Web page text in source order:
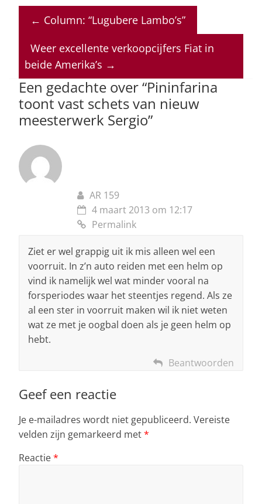
at
s
A
p
p
c
e
b
o
o
k
k
e
dI
n
re
a
d
ai
l
← Column: “Lugubere Lambo’s”
Weer excellente verkoopcijfers Fiat in
beide Amerika’s →
Een gedachte over “Pininfarina
toont vast schets van nieuw
meesterwerk Sergio”
AR 159
4 maart 2013 om 12:17
Permalink
Ziet er wel grappig uit ik mis alleen wel een
voorruit. In z’n auto reiden met een helm op
vind ik namelijk wel wat minder vooral na
forsperiodes waar het steentjes regend. Als ze
al een ster in voorruit maken wil ik niet weten
wat ze met je oogbal doen als je geen helm op
hebt.
Beantwoorden
Geef een reactie
Je e-mailadres wordt niet gepubliceerd. Vereiste
velden zijn gemarkeerd met*
Reactie*